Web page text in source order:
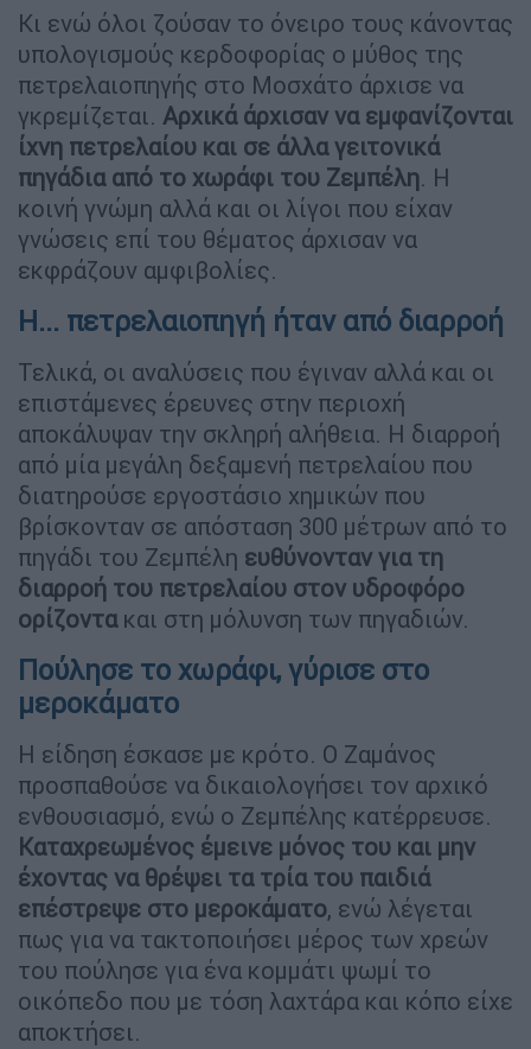
Κι ενώ όλοι ζούσαν το όνειρο τους κάνοντας
υπολογισμούς κερδοφορίας ο μύθος της
πετρελαιοπηγής στο Μοσχάτο άρχισε να
γκρεμίζεται. Αρχικά άρχισαν να εμφανίζονται
ίχνη πετρελαίου και σε άλλα γειτονικά
πηγάδια από το χωράφι του Ζεμπέλη. Η
κοινή γνώμη αλλά και οι λίγοι που είχαν
γνώσεις επί του θέματος άρχισαν να
εκφράζουν αμφιβολίες.
Η... πετρελαιοπηγή ήταν από διαρροή
Τελικά, οι αναλύσεις που έγιναν αλλά και οι
επιστάμενες έρευνες στην περιοχή
αποκάλυψαν την σκληρή αλήθεια. Η διαρροή
από μία μεγάλη δεξαμενή πετρελαίου που
διατηρούσε εργοστάσιο χημικών που
βρίσκονταν σε απόσταση 300 μέτρων από το
πηγάδι του Ζεμπέλη ευθύνονταν για τη
διαρροή του πετρελαίου στον υδροφόρο
ορίζοντακαι στη μόλυνση των πηγαδιών.
Πούλησε το χωράφι, γύρισε στο
μεροκάματο
Η είδηση έσκασε με κρότο. Ο Ζαμάνος
προσπαθούσε να δικαιολογήσει τον αρχικό
ενθουσιασμό, ενώ ο Ζεμπέλης κατέρρευσε.
Καταχρεωμένος έμεινε μόνος του και μην
έχοντας να θρέψει τα τρία του παιδιά
επέστρεψε στο μεροκάματο, ενώ λέγεται
πως για να τακτοποιήσει μέρος των χρεών
του πούλησε για ένα κομμάτι ψωμί το
οικόπεδο που με τόση λαχτάρα και κόπο είχε
αποκτήσει.